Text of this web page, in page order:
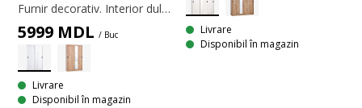
Furnir decorativ. Interior dulap: 6 rafturi și 1 bară pentru umerașe. 120x201x62 cm
5999 MDL / Buc
Livrare
Disponibil în magazin
Livrare
Disponibil în magazin